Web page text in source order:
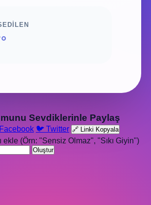
Sevdiklerinle Paylaş
🐦 Twitter 🔗 Linki Kopyala
ekle (Örn: "Sensiz Olmaz", "Sıkı Giyin")
Oluştur